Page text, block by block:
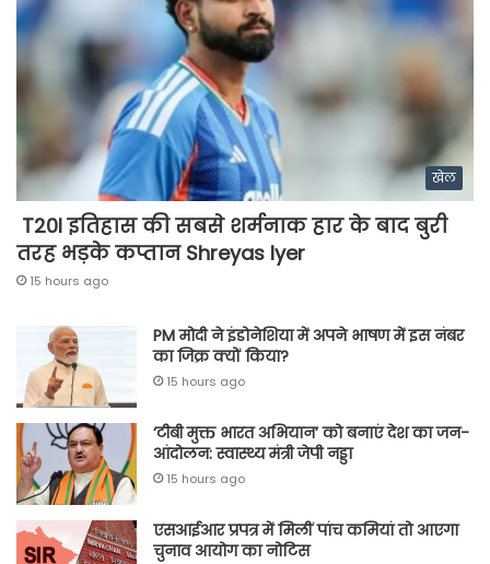
खेल
T20I इतिहास की सबसे शर्मनाक हार के बाद बुरी
तरह भड़के कप्तान Shreyas Iyer
15 hours ago
PM मोदी ने इंडोनेशिया में अपने भाषण में इस नंबर
का जिक्र क्यों किया?
15 hours ago
‘टीबी मुक्त भारत अभियान’ को बनाएं देश का जन-
आंदोलन: स्वास्थ्य मंत्री जेपी नड्डा
15 hours ago
एसआईआर प्रपत्र में मिलीं पांच कमियां तो आएगा
चुनाव आयोग का नोटिस